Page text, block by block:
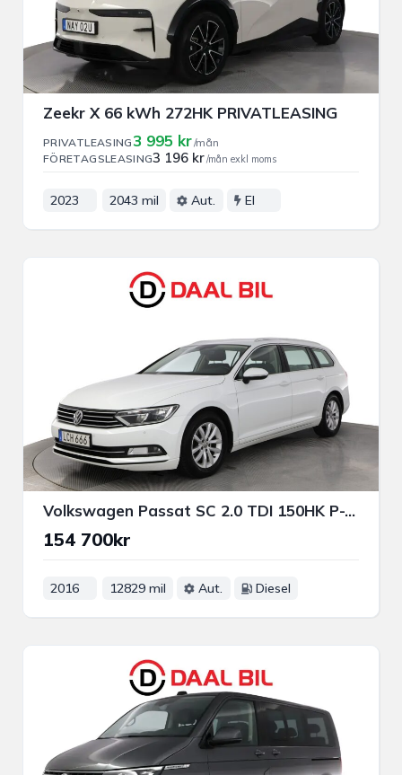
Zeekr X 66 kWh 272HK PRIVATLEASING
PRIVATLEASING3 995 kr/mån
FÖRETAGSLEASING3 196 kr/mån exkl moms
2023 2043 mil Aut. El
Volkswagen Passat SC 2.0 TDI 150HK P-VÄRM DRAGKROK BACKKAMERA CARPLAY
154 700kr
2016 12829 mil Aut. Diesel